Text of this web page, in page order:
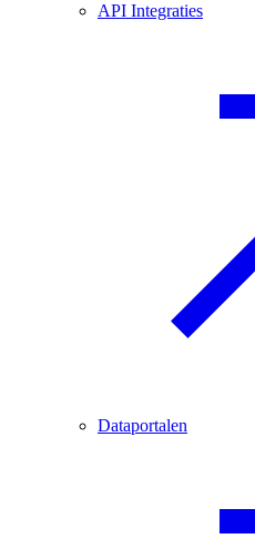
API Integraties
Dataportalen